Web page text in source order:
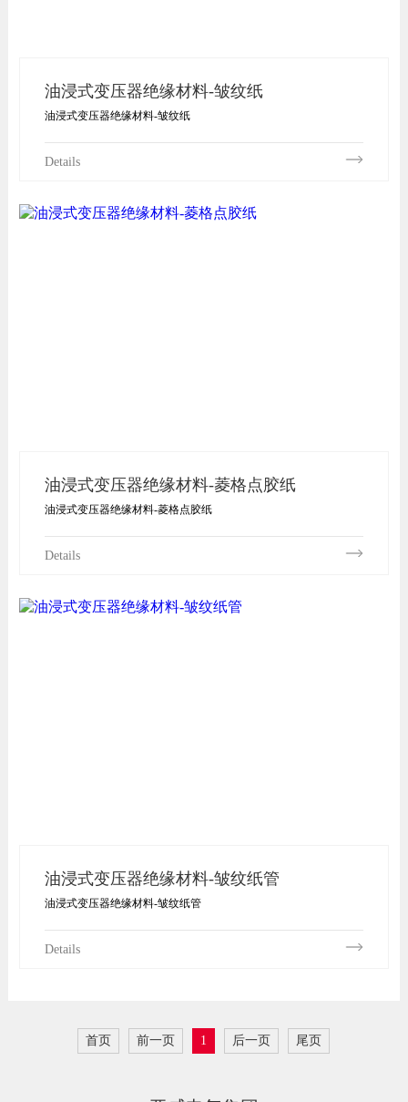
油浸式变压器绝缘材料-皱纹纸
油浸式变压器绝缘材料-皱纹纸
Details
油浸式变压器绝缘材料-菱格点胶纸
油浸式变压器绝缘材料-菱格点胶纸
Details
油浸式变压器绝缘材料-皱纹纸管
油浸式变压器绝缘材料-皱纹纸管
Details
首页 前一页 1 后一页 尾页